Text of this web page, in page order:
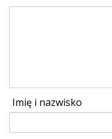
Imię i nazwisko